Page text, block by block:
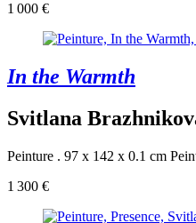
1 000 €
In the Warmth
Svitlana
Peinture . 97 x 142 x 0.1 cm
1 300 €